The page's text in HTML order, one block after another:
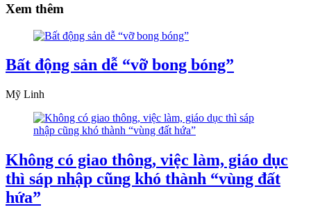
Xem thêm
Bất động sản dễ “vỡ bong bóng”
Mỹ Linh
Không có giao thông, việc làm, giáo dục
thì sáp nhập cũng khó thành “vùng đất
hứa”